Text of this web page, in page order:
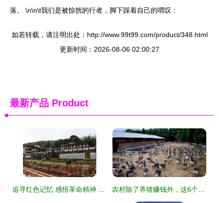
落。 \n\n\t我们是被惊扰的行者，脚下踩着自己的喟叹：
如若转载，请注明出处：http://www.99t99.com/product/348.html
更新时间：2026-08-06 02:00:27
最新产品 Product